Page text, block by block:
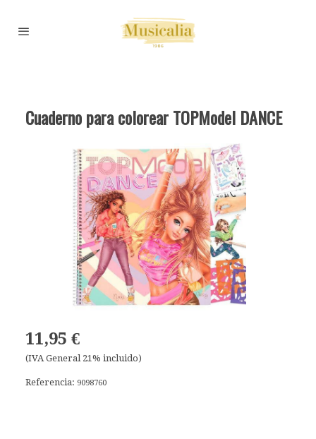
Cuaderno para colorear TOPModel DANCE
11,95 €
(IVA General 21% incluido)
Referencia: 9098760